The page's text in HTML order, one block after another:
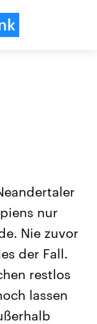
Lage und
der
Hamas
2023 auf Israel
die Hamas
nur
Nie zuvor
der Fall.
restlos
lassen